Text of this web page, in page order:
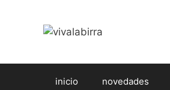
contenido
inicio novedades